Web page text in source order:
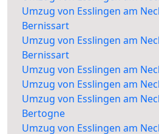
Umzug von Esslingen am
Bernissart
Umzug von Esslingen am
Bernissart
Umzug von Esslingen am
Umzug von Esslingen am
Umzug von Esslingen am
Bertogne
Umzug von Esslingen am